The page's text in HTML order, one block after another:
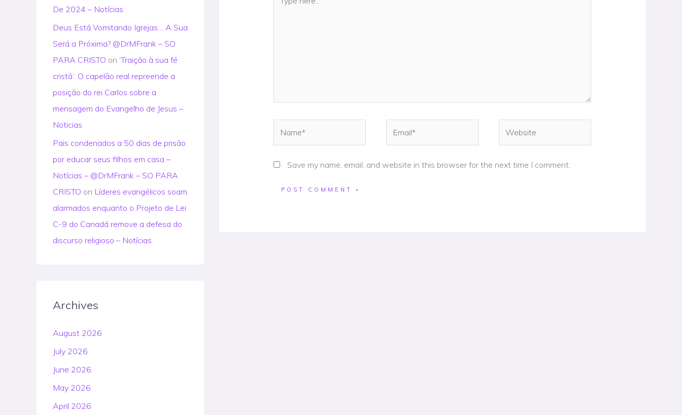
De 2024 – Notícias
Deus Está Vomitando Igrejas… A Sua
Será a Próxima? @DrMFrank – SO
PARA CRISTO on ‘Traição à sua fé
cristã’: O capelão real repreende a
posição do rei Carlos sobre a
mensagem do Evangelho de Jesus –
Noticias
Pais condenados a 50 dias de prisão
por educar seus filhos em casa –
Notícias – @DrMFrank – SO PARA
CRISTO on Líderes evangélicos soam
alarmados enquanto o Projeto de Lei
C-9 do Canadá remove a defesa do
discurso religioso – Notícias
Archives
August 2026
July 2026
June 2026
May 2026
April 2026
here..
Save my name, email, and website in this browser for the next time I comment.